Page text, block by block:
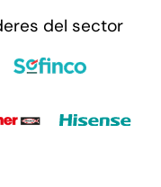
del sector